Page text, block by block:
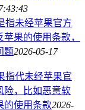
指未经苹果官方
果的使用条款，
题2026-05-17
指代未经苹果官
险，比如恶意软
的使用条款2026-